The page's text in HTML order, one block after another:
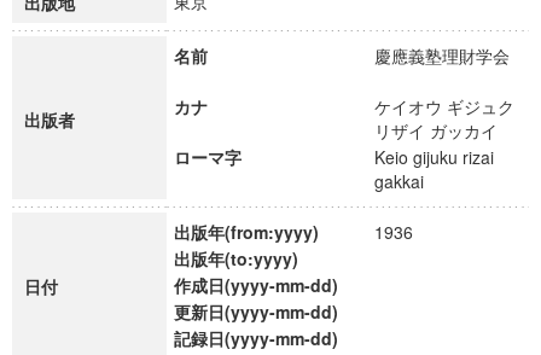
出版者
名前 慶應義塾理財学会
カナ
ケイオウ ギジュク
リザイ ガッカイ
ローマ字
Keio gijuku rizai
gakkai
日付
出版年(from:yyyy)
1936
出版年(to:yyyy)
作成日(yyyy-mm-dd)
更新日(yyyy-mm-dd)
記録日(yyyy-mm-dd)